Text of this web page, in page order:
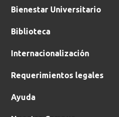
Bienestar Universitario
Biblioteca
Internacionalización
Requerimientos legales
Ayuda